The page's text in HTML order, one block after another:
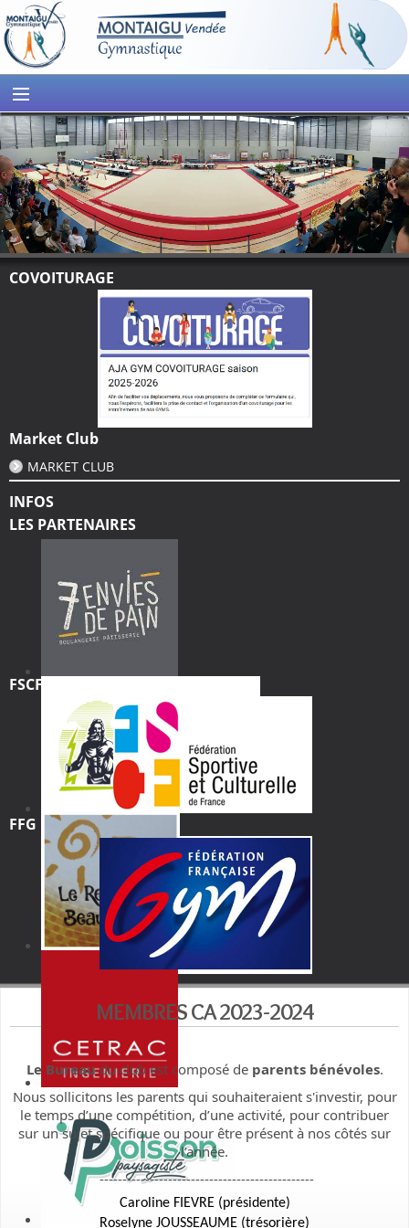
COVOITURAGE
Market Club
MARKET CLUB
INFOS
LES PARTENAIRES
FSCF
FFG
MEMBRES CA 2023-2024
Le Bureaudu club est composé de parents bénévoles.
Nous sollicitons les parents qui souhaiteraient s'investir, pour
le temps d’une compétition, d’une activité, pour contribuer
sur un sujet spécifique ou pour être présent à nos côtés sur
l’année.
-----------------------------------------------
Caroline FIEVRE (présidente)
Roselyne JOUSSEAUME (trésorière)